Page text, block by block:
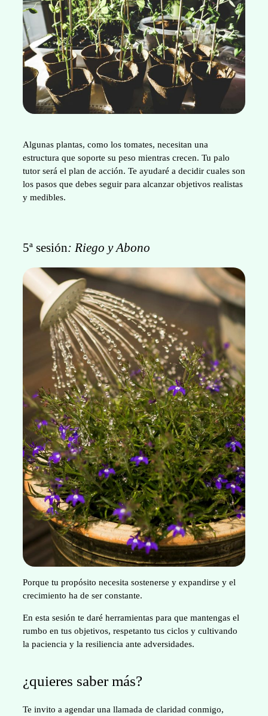
Algunas plantas, como los tomates, necesitan una
estructura que soporte su peso mientras crecen. Tu palo
tutor será el plan de acción. Te ayudaré a decidir cuales son
los pasos que debes seguir para alcanzar objetivos realistas
y medibles.
5ª sesión: Riego y Abono
Porque tu propósito necesita sostenerse y expandirse y el
crecimiento ha de ser constante.
En esta sesión te daré herramientas para que mantengas el
rumbo en tus objetivos, respetanto tus ciclos y cultivando
la paciencia y la resiliencia ante adversidades.
¿quieres saber más?
Te invito a agendar una llamada de claridad conmigo,